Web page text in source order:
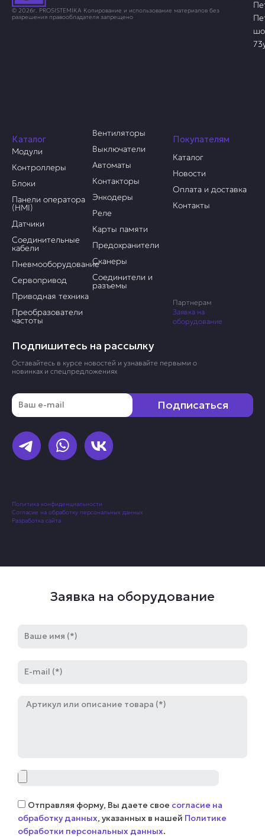
© 2026г. PROSISTEMIKA Копирование и использование материалов без
разрешения правообладателя запрещено
Подпишитесь на рассылку
Оставайтесь в курсе новостей и узнавайте первыми о
новинках и спецпредложениях
Email
Подписаться
Политика конфиденциальности
Согласие на обработку персональных данных
Разработка сайта
Каталог
Модули
Контроллеры
Блоки
Панели оператора
(HMI)
Датчики
Соединительные
кабели
Пневмооборудование
Сервопривод
Приводная техника
Преобразователи
частоты
Вентиляторы
Выключатели
Автоматы
Контакторы
Энкодеры
Реле
Карты памяти
Предохранители
Сканеры
Соединители и
разъемы
Покупателям
Каталог
Новости
Оплата и доставка
Контакты
Партнерам
Заявка на
оборудование
Заявка на оборудование
mail
Артикул
Файл
Соглашение
Отправляя форму, Вы даете свое согласие на
обработку данных, указанных в нашей Политике
обработки персональных данных.